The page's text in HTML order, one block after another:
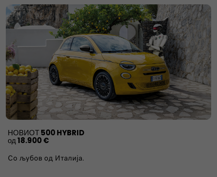
НОВИОТ500 HYBRID
од18.900 €
Со љубов од Италија.